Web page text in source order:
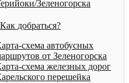
Зеленогорска
Как добраться?
схема автобусных
от Зеленогорска
схема железных дорог
перешейка